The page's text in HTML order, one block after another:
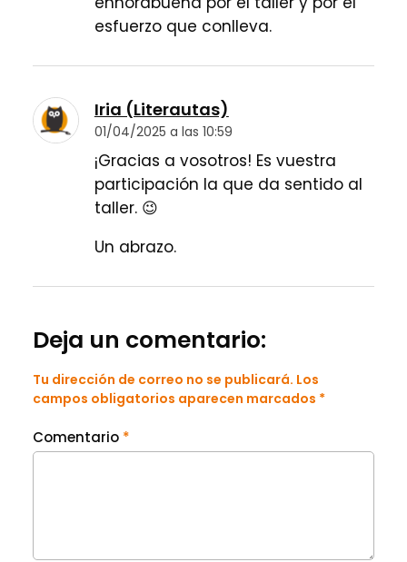
esfuerzo que conlleva.
Iria (Literautas)
01/04/2025 a las 10:59
¡Gracias a vosotros! Es vuestra
participación la que da sentido al
taller. 😉
Un abrazo.
Deja un comentario:
Tu dirección de correo no se publicará. Los
campos obligatorios aparecen marcados *
Comentario *